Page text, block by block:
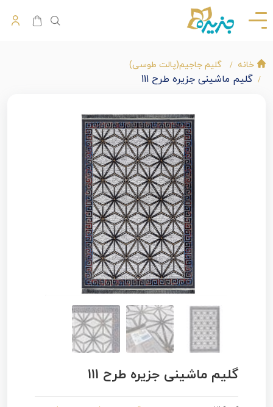
خانه گلیم جاجیم(پالت طوسی)
گلیم ماشینی جزیره طرح 111
گلیم ماشینی جزیره طرح 111